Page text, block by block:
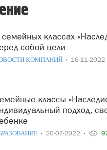
собой цели
КОМПАНИЙ 16-11-2022
подход,
20-07-2022